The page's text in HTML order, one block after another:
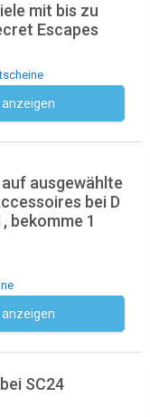
mit bis zu
Escapes
ausgewählte
bei D
bekomme 1
SC24